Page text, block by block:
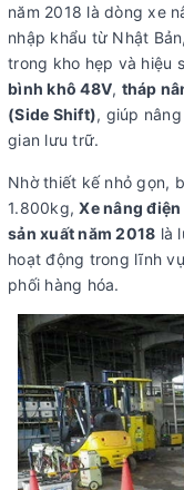
năm 2018 là dòng xe
nhập khẩu từ Nhật
trong kho hẹp và hiệu
bình khô 48V, tháp
(Side Shift), giúp
gian lưu trữ.
Nhờ thiết kế nhỏ gọn,
1.800kg,Xe nâng điện
sản xuất năm 2018 là
hoạt động trong lĩnh
phối hàng hóa.